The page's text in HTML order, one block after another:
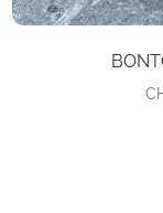
produit